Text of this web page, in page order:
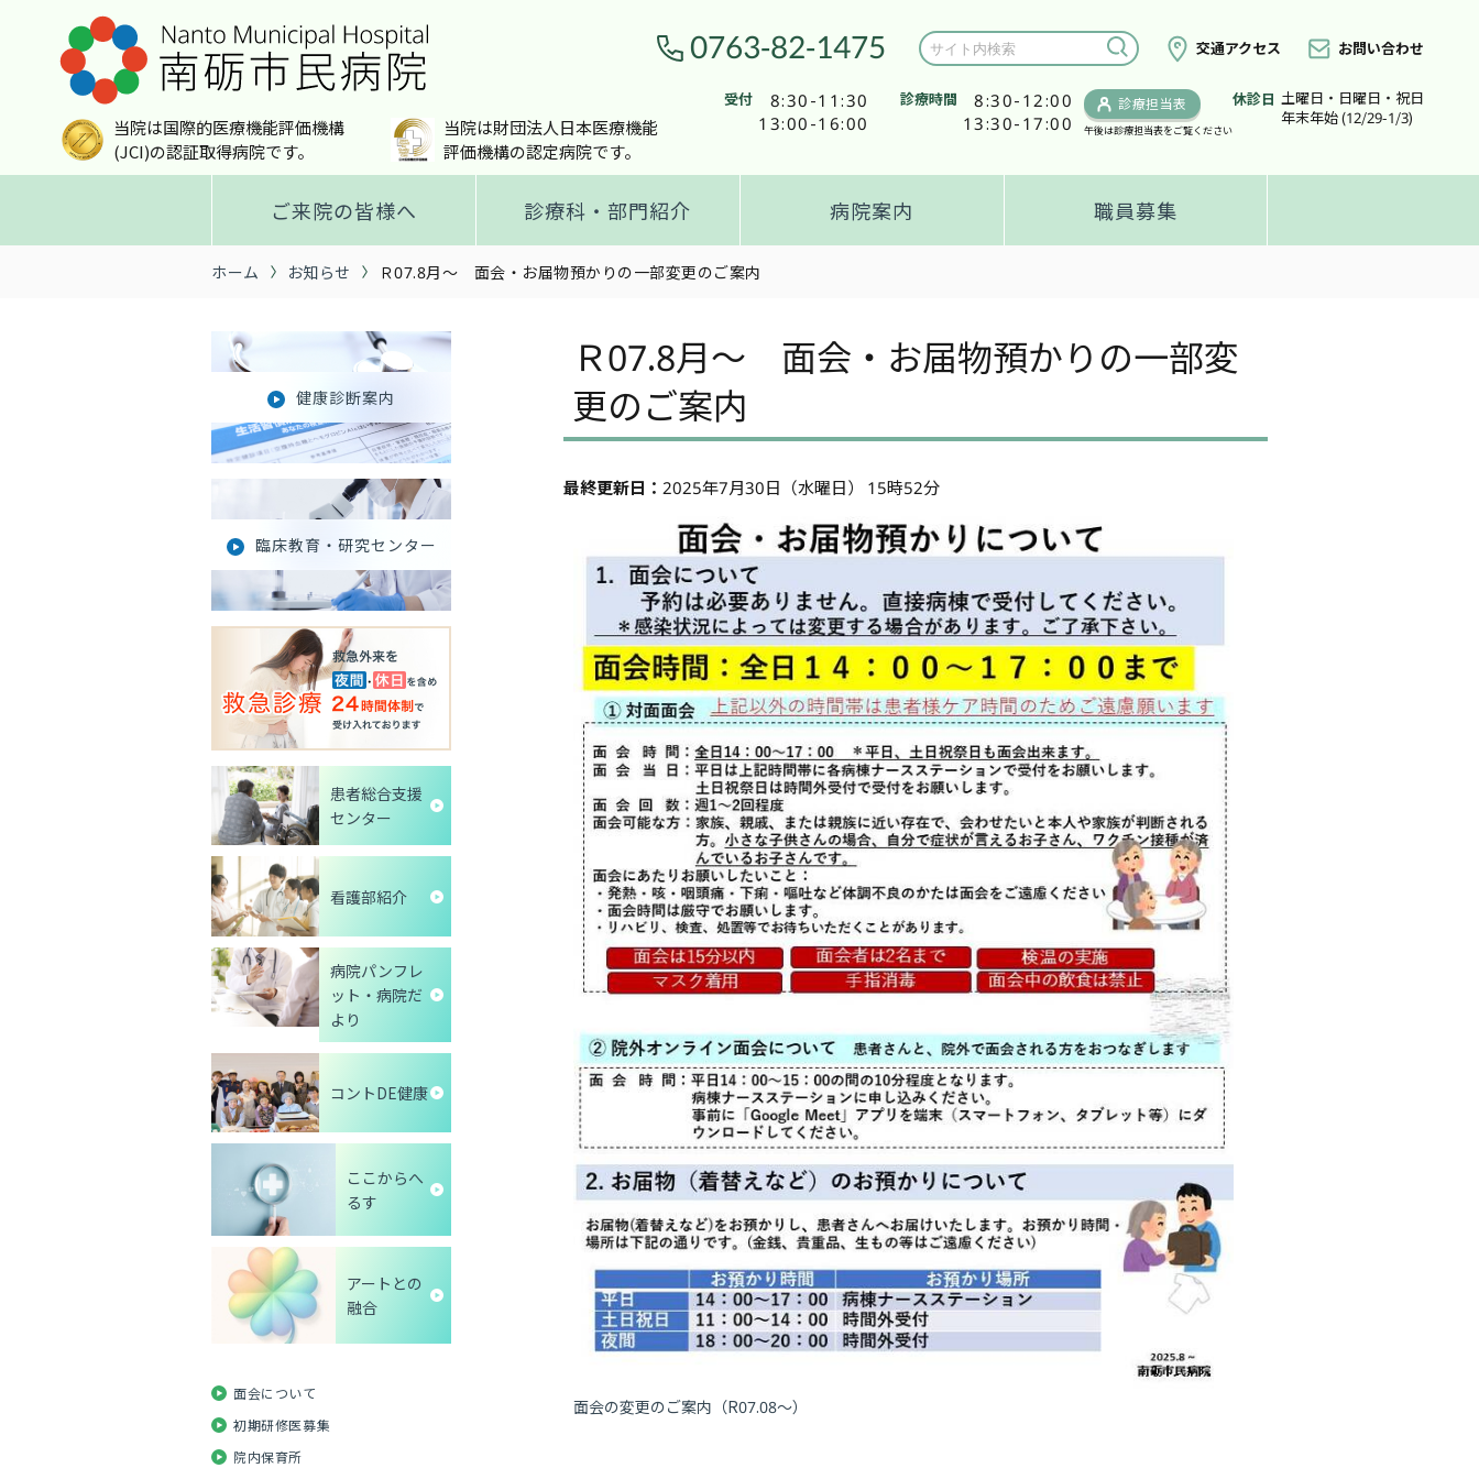
0763-82-1475 交通アクセス お問い合わせ
受付
8:30-11:30
13:00-16:00
診療時間
8:30-12:00
13:30-17:00
診療担当表
午後は診療担当表をご覧ください
休診日 土曜日・日曜日・祝日
年末年始 (12/29-1/3)
当院は国際的医療機能評価機構
(JCI)の認証取得病院です。
当院は財団法人日本医療機能
評価機構の認定病院です。
ご来院の皆様へ 診療科・部門紹介 病院案内 職員募集
ホーム お知らせ Ｒ07.8月～ 面会・お届物預かりの一部変更のご案内
Ｒ07.8月～ 面会・お届物預かりの一部変
更のご案内
最終更新日： 2025年7月30日（水曜日） 15時52分
面会の変更のご案内（R07.08〜）
健康診断案内
臨床教育・研究センター
患者総合支援
センター
看護部紹介
病院パンフレ
ット・病院だ
より
コントDE健康
ここからへ
るす
アートとの
融合
面会について
初期研修医募集
院内保育所